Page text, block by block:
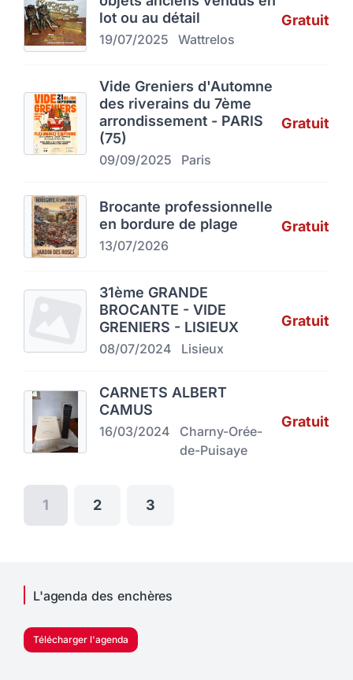
lot ou au détail
19/07/2025 Wattrelos
Gratuit
Vide Greniers d'Automne
des riverains du 7ème
arrondissement - PARIS
(75)
09/09/2025 Paris
Gratuit
Brocante professionnelle
en bordure de plage
13/07/2026
Gratuit
31ème GRANDE
BROCANTE - VIDE
GRENIERS - LISIEUX
08/07/2024 Lisieux
Gratuit
CARNETS ALBERT
CAMUS
16/03/2024
Charny-Orée-
de-Puisaye
Gratuit
1 2 3
L'agenda des enchères
Télécharger l'agenda